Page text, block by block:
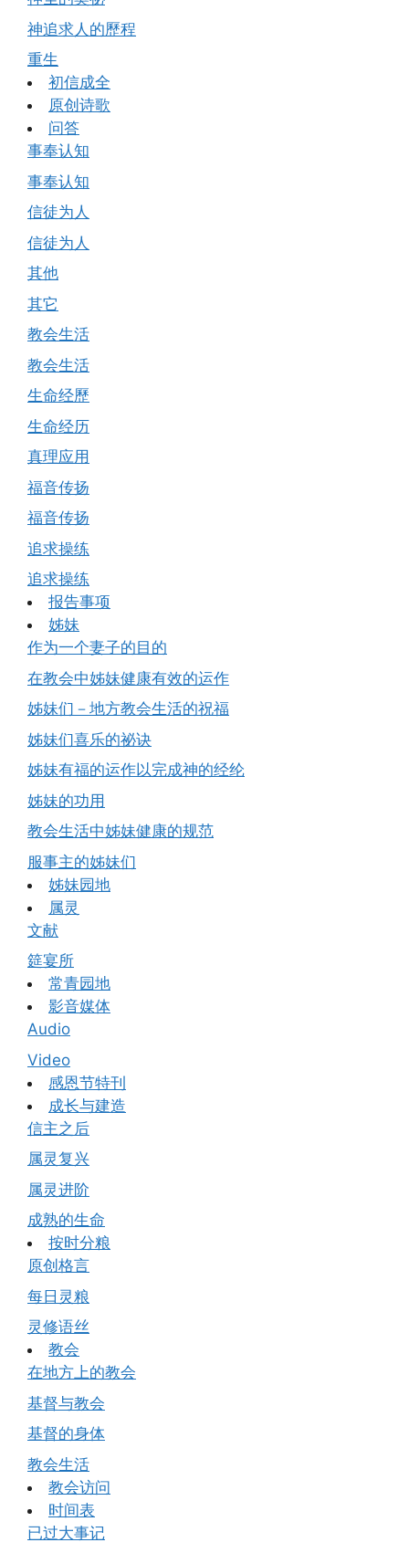
神追求人的歷程
重生
初信成全
原创诗歌
问答
事奉认知
事奉认知
信徒为人
信徒为人
其他
其它
教会生活
教会生活
生命经歷
生命经历
真理应用
福音传扬
福音传扬
追求操练
追求操练
报告事项
姊妹
作为一个妻子的目的
在教会中姊妹健康有效的运作
姊妹们－地方教会生活的祝福
姊妹们喜乐的祕诀
姊妹有福的运作以完成神的经纶
姊妹的功用
教会生活中姊妹健康的规范
服事主的姊妹们
姊妹园地
属灵
文献
筵宴所
常青园地
影音媒体
Audio
Video
感恩节特刊
成长与建造
信主之后
属灵复兴
属灵进阶
成熟的生命
按时分粮
原创格言
每日灵粮
灵修语丝
教会
在地方上的教会
基督与教会
基督的身体
教会生活
教会访问
时间表
已过大事记